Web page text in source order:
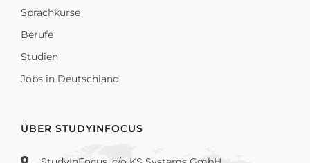
Sprachkurse
Berufe
Studien
Jobs in Deutschland
ÜBER STUDYINFOCUS